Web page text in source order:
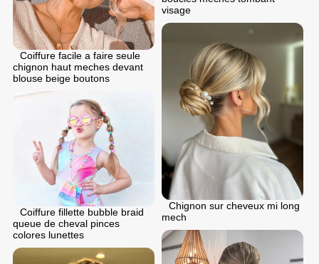
visage
Coiffure facile a faire seule
chignon haut meches devant
blouse beige boutons
Chignon sur cheveux mi long
mech
Coiffure fillette bubble braid
queue de cheval pinces
colores lunettes